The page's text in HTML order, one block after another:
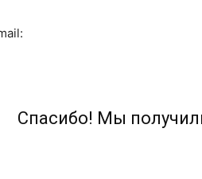
Спасибо! Мы